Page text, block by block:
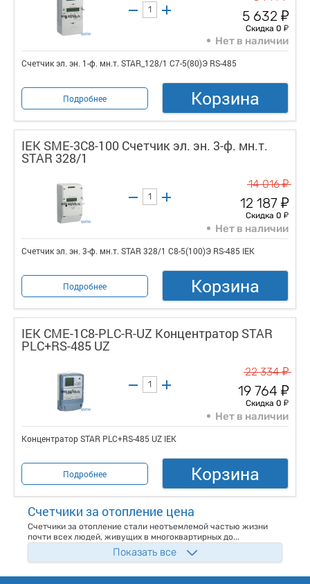
5 632 у
Скидка 0 у
Нет в наличии
Счетчик эл. эн. 1-ф. мн.т. STAR_128/1 С7-5(80)Э RS-485
Подробнее Корзина
IEK SME-3C8-100 Счетчик эл. эн. 3-ф. мн.т.
STAR 328/1
14 016у
12 187 у
Скидка 0 у
Нет в наличии
Счетчик эл. эн. 3-ф. мн.т. STAR 328/1 С8-5(100)Э RS-485 IEK
Подробнее Корзина
IEK CME-1C8-PLC-R-UZ Концентратор STAR
PLC+RS-485 UZ
22 334у
19 764 у
Скидка 0 у
Нет в наличии
Концентратор STAR PLC+RS-485 UZ IEK
Подробнее Корзина
Счетчики за отопление цена
Счетчики за отопление стали неотъемлемой частью жизни
почти всех людей, живущих в многоквартирных до...
Показать все